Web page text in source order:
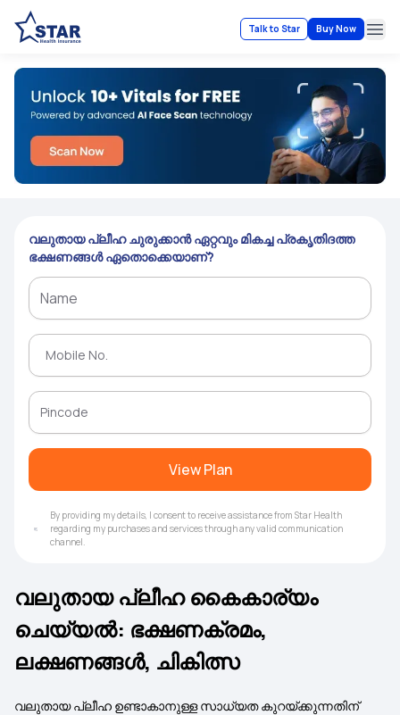
Talk to Star Buy Now
വലുതായ പ്ലീഹ ചുരുക്കാൻ ഏറ്റവും മികച്ച പ്രകൃതിദത്ത
ഭക്ഷണങ്ങൾ ഏതൊക്കെയാണ്?
View Plan
By providing my details, I consent to receive assistance from Star Health
regarding my purchases and services through any valid communication
channel.
വലുതായ പ്ലീഹ കൈകാര്യം
ചെയ്യൽ: ഭക്ഷണക്രമം,
ലക്ഷണങ്ങൾ, ചികിത്സ
വലുതായ പ്ലീഹ ഉണ്ടാകാനുള്ള സാധ്യത കുറയ്ക്കുന്നതിന്